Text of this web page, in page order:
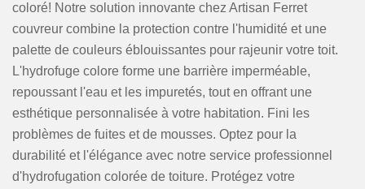
coloré! Notre solution innovante chez Artisan Ferret
couvreur combine la protection contre l'humidité et une
palette de couleurs éblouissantes pour rajeunir votre toit.
L'hydrofuge colore forme une barrière imperméable,
repoussant l'eau et les impuretés, tout en offrant une
esthétique personnalisée à votre habitation. Fini les
problèmes de fuites et de mousses. Optez pour la
durabilité et l'élégance avec notre service professionnel
d'hydrofugation colorée de toiture. Protégez votre